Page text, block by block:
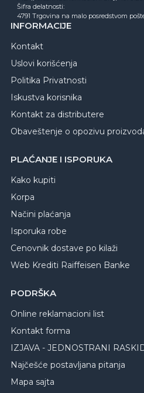
Šifra delatnosti:
4791 Trgovina na malo posredstvom
INFORMACIJE
Kontakt
Uslovi korišćenja
Politika Privatnosti
Iskustva korisnika
Kontakt za distributere
Obaveštenje o opozivu
PLAĆANJE I ISPORUKA
Kako kupiti
Korpa
Načini plaćanja
Isporuka robe
Cenovnik dostave po kilaži
Web Krediti Raiffeisen Banke
PODRŠKA
Online reklamacioni list
Kontakt forma
IZJAVA - JEDNOSTRANI
Najčešće postavljana pitanja
Mapa sajta